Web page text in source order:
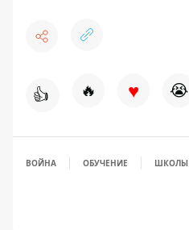
👍 🔥 ♥ 😭
ВОЙНА ОБУЧЕНИЕ ШКОЛЫ